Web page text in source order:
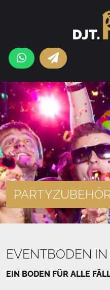
EVENTBODEN
EIN BODEN FÜR ALLE